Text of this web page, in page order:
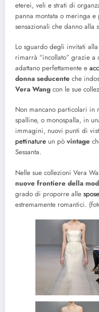
eterei, veli e strati di
panna montata o meringa e
sensazionali che danno alla
Lo sguardo degli invitati
rimarrà “incollato” grazie a
adattano perfettamente e
donna seducente che
Vera Wang con le sue
Non mancano particolari in
spalline, o monospalla, in
immagini, nuovi punti di
pettinature un pò vintage
Sessanta.
Nelle sue collezioni Vera
nuove frontiere della
grado di proporre alle
estremamente romantici.